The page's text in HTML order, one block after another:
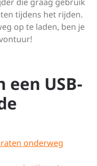
tijdens het rijden.
op te laden, ben je
een USB-
onderweg